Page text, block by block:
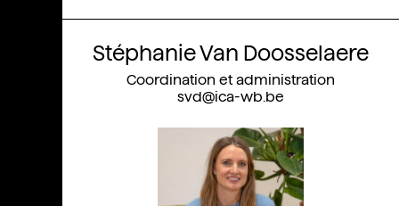
Stéphanie Van Doosselaere
Coordination et administration
svd@ica-wb.be